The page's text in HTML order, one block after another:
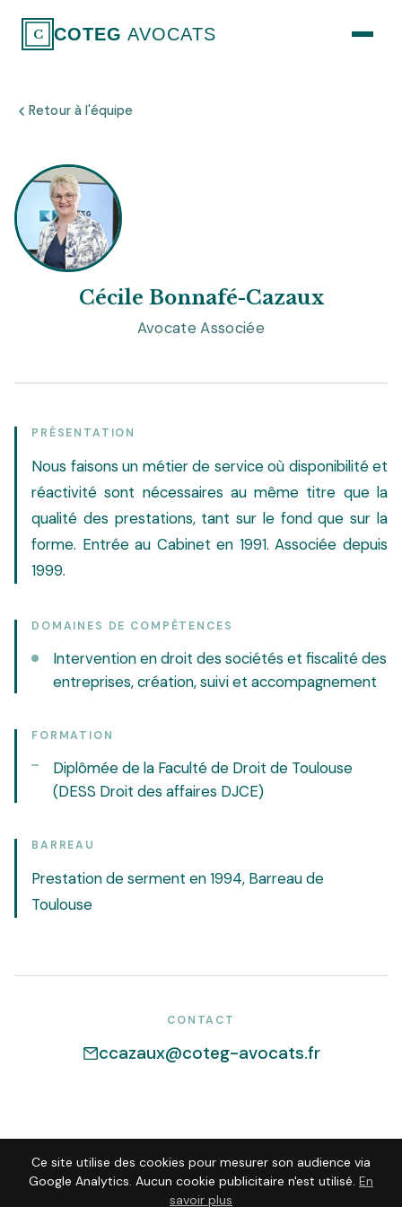
C COTEG AVOCATS
Retour à l'équipe
Cécile Bonnafé-Cazaux
Avocate Associée
PRÉSENTATION
Nous faisons un métier de service où disponibilité et
réactivité sont nécessaires au même titre que la
qualité des prestations, tant sur le fond que sur la
forme. Entrée au Cabinet en 1991. Associée depuis
1999.
DOMAINES DE COMPÉTENCES
Intervention en droit des sociétés et fiscalité des
entreprises, création, suivi et accompagnement
FORMATION
Diplômée de la Faculté de Droit de Toulouse
(DESS Droit des affaires DJCE)
BARREAU
Prestation de serment en 1994, Barreau de
Toulouse
CONTACT
ccazaux@coteg-avocats.fr
Ce site utilise des cookies pour mesurer son audience via
Google Analytics. Aucun cookie publicitaire n'est utilisé. En
savoir plus